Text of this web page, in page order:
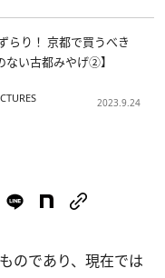
らり！ 京都で買うべき
ない古都みやげ②】
2023.9.24
のであり、現在では